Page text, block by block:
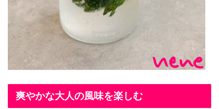
爽やかな大人の風味を楽しむ